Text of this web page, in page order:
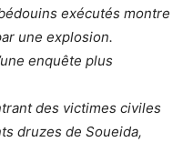
exécutés montre
une explosion.
enquête plus
des victimes civiles
druzes de Soueida,